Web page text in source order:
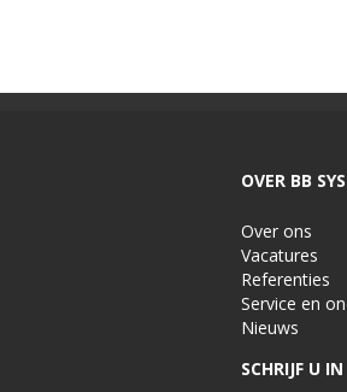
OVER BB
Over ons
Vacatures
Referenties
Service en
Nieuws
SCHRIJF U